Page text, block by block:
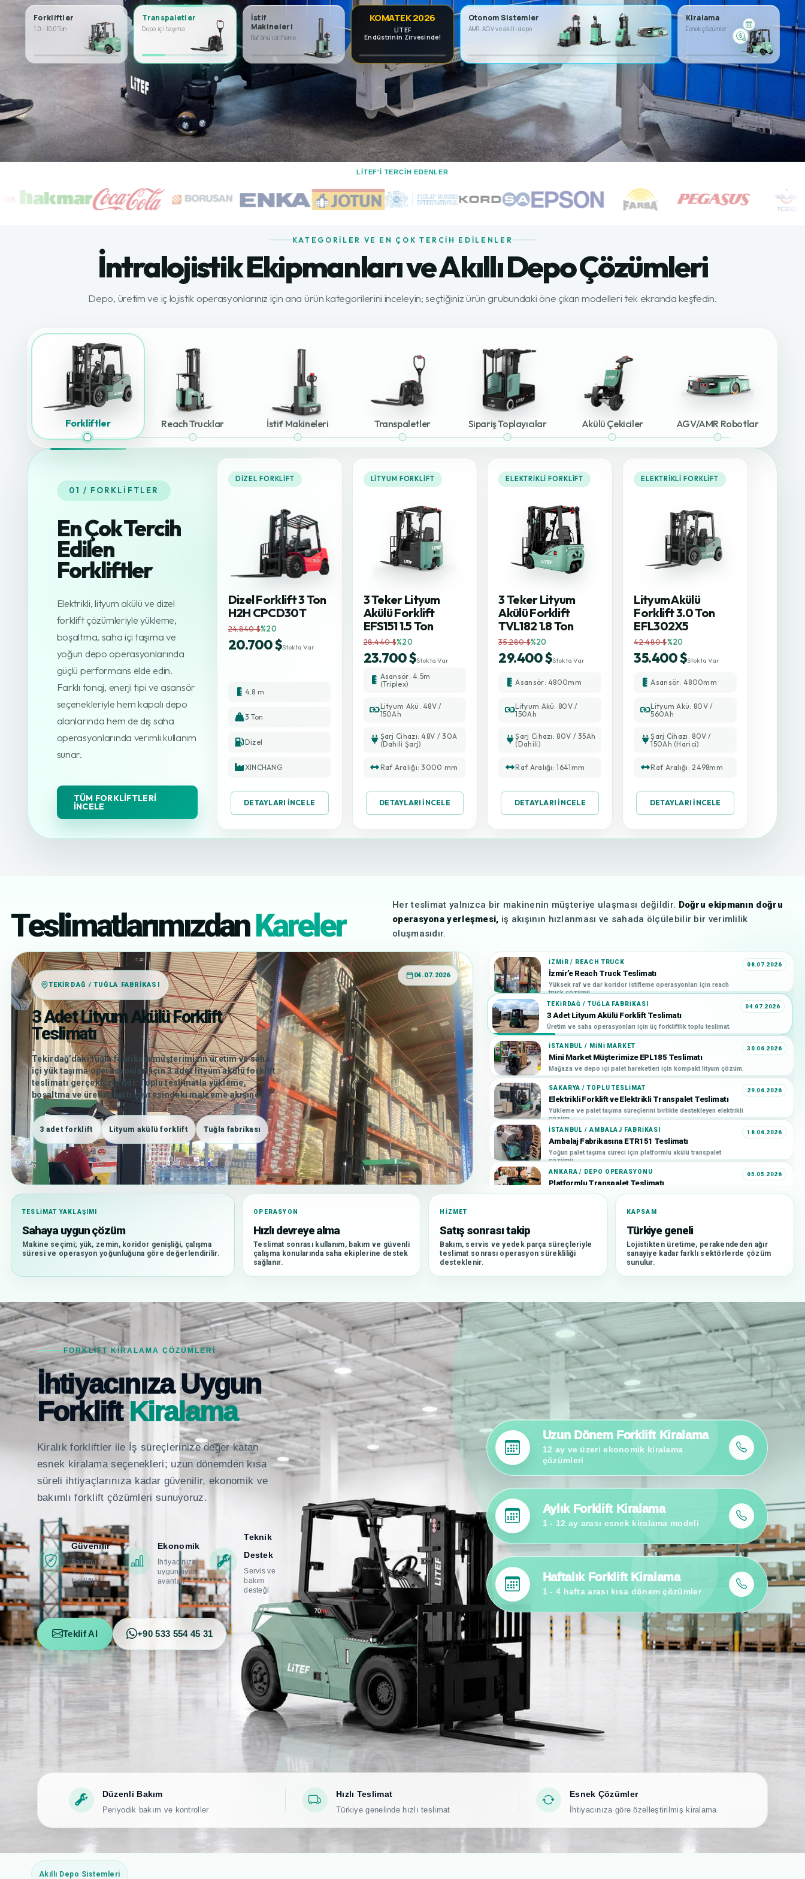
Forkliftler
1.0 - 10.0 Ton
Transpaletler
Depo içi taşıma
İstif
Makineleri
Raf önü istifleme
KOMATEK 2026
LİTEF
Endüstrinin Zirvesinde!
Otonom Sistemler
AMR, AGV ve akıllı depo
Kiralama
Esnek çözümler
LİTEF'I TERCIH EDENLER
KATEGORILER VE EN ÇOK TERCIH EDILENLER
İntralojistik Ekipmanları ve Akıllı Depo Çözümleri
Depo, üretim ve iç lojistik operasyonlarınız için ana ürün kategorilerini inceleyin; seçtiğiniz ürün grubundaki öne çıkan modelleri tek ekranda keşfedin.
01 / FORKLIFTLER
En Çok Tercih
Edilen
Forkliftler
Elektrikli, lityum akülü ve dizel
forklift çözümleriyle yükleme,
boşaltma, saha içi taşıma ve
yoğun depo operasyonlarında
güçlü performans elde edin.
Farklı tonaj, enerji tipi ve asansör
seçenekleriyle hem kapalı depo
alanlarında hem de dış saha
operasyonlarında verimli kullanım
sunar.
TÜM FORKLIFTLERI
İNCELE
DIZEL FORKLIFT
Dizel Forklift 3 Ton
H2H CPCD30T
24.840 $%20
20.700 $Stokta Var
DETAYLARI İNCELE
4.8 m
3 Ton
Dizel
XINCHANG
LITYUM FORKLIFT
3 Teker Lityum
Akülü Forklift
EFS151 1.5 Ton
28.440 $%20
23.700 $Stokta Var
DETAYLARI İNCELE
Asansör: 4.5m
(Triplex)
Lityum Akü: 48V /
150Ah
Şarj Cihazı: 48V / 30A
(Dahili Şarj)
Raf Aralığı: 3000 mm
ELEKTRIKLI FORKLIFT
3 Teker Lityum
Akülü Forklift
TVL182 1.8 Ton
35.280 $%20
29.400 $Stokta Var
DETAYLARI İNCELE
Asansör: 4800mm
Lityum Akü: 80V /
150Ah
Şarj Cihazı: 80V / 35Ah
(Dahili)
Raf Aralığı: 1641mm
ELEKTRIKLI FORKLIFT
Lityum Akülü
Forklift 3.0 Ton
EFL302X5
42.480 $%20
35.400 $Stokta Var
DETAYLARI İNCELE
Asansör: 4800mm
Lityum Akü: 80V /
560Ah
Şarj Cihazı: 80V /
150Ah (Harici)
Raf Aralığı: 2498mm
Forkliftler Reach Trucklar İstif Makineleri Transpaletler Sipariş Toplayıcılar Akülü Çekiciler AGV/AMR Robotlar
TeslimatlarımızdanKareler
Her teslimat yalnızca bir makinenin müşteriye ulaşması değildir. Doğru ekipmanın doğru
operasyona yerleşmesi, iş akışının hızlanması ve sahada ölçülebilir bir verimlilik
oluşmasıdır.
04.07.2026
TEKIRDAĞ / TUĞLA FABRIKASI
3 Adet Lityum Akülü Forklift
Teslimatı
Tekirdağ’daki tuğla fabrikası müşterimizin üretim ve saha
içi yük taşıma operasyonları için 3 adet lityum akülü forklift
teslimatı gerçekleştirildi. Toplu teslimatla yükleme,
boşaltma ve üretim hattı çevresindeki malzeme akışında
kapasite artışı hedeflendi.
3 adet forklift Lityum akülü forklift Tuğla fabrikası
08.07.2026
İZMIR / REACH TRUCK
İzmir’e Reach Truck Teslimatı
Yüksek raf ve dar koridor istifleme operasyonları için reach
truck çözümü.
04.07.2026
TEKIRDAĞ / TUĞLA FABRIKASI
3 Adet Lityum Akülü Forklift Teslimatı
Üretim ve saha operasyonları için üç forkliftlik toplu teslimat.
30.06.2026
İSTANBUL / MINI MARKET
Mini Market Müşterimize EPL185 Teslimatı
Mağaza ve depo içi palet hareketleri için kompakt lityum çözüm.
29.06.2026
SAKARYA / TOPLU TESLIMAT
Elektrikli Forklift ve Elektrikli Transpalet Teslimatı
Yükleme ve palet taşıma süreçlerini birlikte destekleyen elektrikli
çözüm.
18.06.2026
İSTANBUL / AMBALAJ FABRIKASI
Ambalaj Fabrikasına ETR151 Teslimatı
Yoğun palet taşıma süreci için platformlu akülü transpalet
çözümü.
05.05.2026
ANKARA / DEPO OPERASYONU
Platformlu Transpalet Teslimatı
Yoğun depo içi taşıma süreci için platformlu transpalet çözümü.
BURSA / ZINCIR MARKET DAĞITIM MERKEZI
Zincir Market Dağıtım Merkezine F4 Teslimatı
Dağıtım merkezi içindeki günlük palet hareketleri için pratik
çözüm.
21.04.2026
İSTANBUL / TOPLU TESLIMAT
İstanbul Müşterimize Toplu Forklift Teslimatı
Birden fazla forklift ile yüksek hacimli operasyonlara teslimat
Bursa Otonom Transpalet Teslimatı
Tekrarlayan taşıma süreçleri için AMR ve otonom transpalet
çözümü.
04.04.2026
SIPARIŞ TOPLAMA / DEPO
Sipariş Toplayıcı JX0 Teslimatı
Raf arası ürün toplama süreçleri için kompakt sipariş toplayıcı.
TESLIMAT YAKLAŞIMI
Sahaya uygun çözüm
Makine seçimi; yük, zemin, koridor genişliği, çalışma
süresi ve operasyon yoğunluğuna göre değerlendirilir.
OPERASYON
Hızlı devreye alma
Teslimat sonrası kullanım, bakım ve güvenli
çalışma konularında saha ekiplerine destek
sağlanır.
HIZMET
Satış sonrası takip
Bakım, servis ve yedek parça süreçleriyle
teslimat sonrası operasyon sürekliliği
desteklenir.
KAPSAM
Türkiye geneli
Lojistikten üretime, perakendeden ağır
sanayiye kadar farklı sektörlerde çözüm
sunulur.
FORKLIFT KIRALAMA ÇÖZÜMLERI
İhtiyacınıza Uygun
ForkliftKiralama
Kiralık forkliftler ile İş süreçlerinize değer katan
esnek kiralama seçenekleri; uzun dönemden kısa
süreli ihtiyaçlarınıza kadar güvenilir, ekonomik ve
bakımlı forklift çözümleri sunuyoruz.
Güvenilir
Bakımlı ve
sertifikalı
forkliftler
Ekonomik
İhtiyacınıza
uygun fiyat
avantajı
Teknik
Destek
Servis ve
bakım
desteği
Teklif Al +90 533 554 45 31
Uzun Dönem Forklift Kiralama
12 ay ve üzeri ekonomik kiralama
çözümleri
Aylık Forklift Kiralama
1 - 12 ay arası esnek kiralama modeli
Haftalık Forklift Kiralama
1 - 4 hafta arası kısa dönem çözümler
Düzenli Bakım
Periyodik bakım ve kontroller
Hızlı Teslimat
Türkiye genelinde hızlı teslimat
Esnek Çözümler
İhtiyacınıza göre özelleştirilmiş kiralama
Akıllı Depo Sistemleri